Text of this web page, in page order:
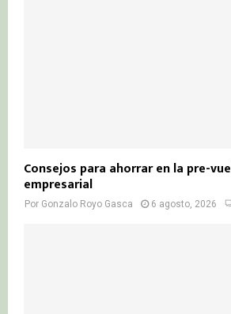
Consejos para ahorrar en la pre-
empresarial
Por Gonzalo Royo Gasca 6 agosto, 2026